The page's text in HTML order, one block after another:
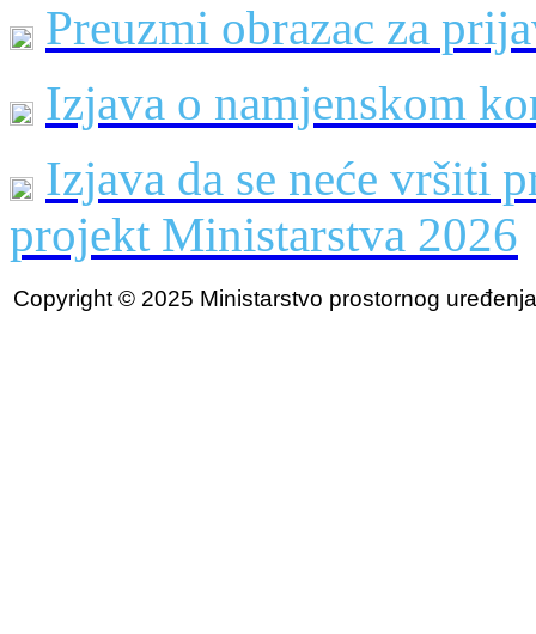
Preuzmi obrazac za
Izjava o namjenskom
Izjava da se neće vršiti
projekt Ministarstva 2026
Copyright © 2025 Ministarstvo prostornog